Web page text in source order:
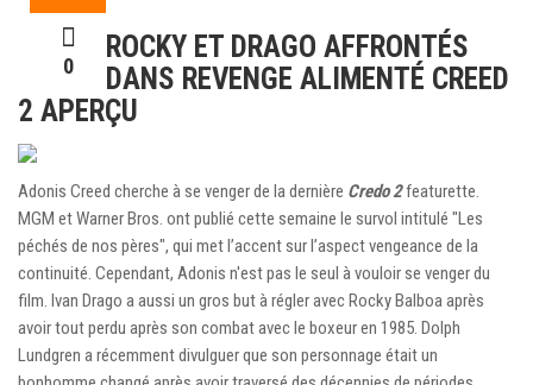
0
ROCKY ET DRAGO AFFRONTÉS
DANS REVENGE ALIMENTÉ CREED
2 APERÇU
Adonis Creed cherche à se venger de la dernière Credo 2featurette.
MGM et Warner Bros. ont publié cette semaine le survol intitulé "Les
péchés de nos pères", qui met l’accent sur l’aspect vengeance de la
continuité. Cependant, Adonis n'est pas le seul à vouloir se venger du
film. Ivan Drago a aussi un gros but à régler avec Rocky Balboa après
avoir tout perdu après son combat avec le boxeur en 1985. Dolph
Lundgren a récemment divulguer que son personnage était un